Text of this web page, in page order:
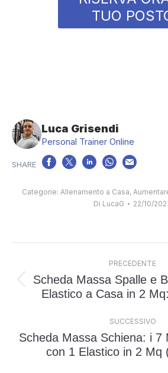
TUO
Luca Grisendi
Personal Trainer Online
Categorie: Allenamento a Casa,
Di LucaG 22/10/
tra
PRECEDENTE
Post
Scheda Massa Spalle e
Elastico a Casa in 2
SUCCESSIVO
Scheda Massa Schiena: i 7
con 1 Elastico in 2 Mq